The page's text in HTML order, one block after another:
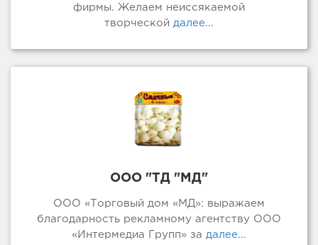
фирмы. Желаем неиссякаемой
творческой далее...
ООО "ТД "МД"
ООО «Торговый дом «МД»: выражаем
благодарность рекламному агентству ООО
«Интермедиа Групп» за далее...